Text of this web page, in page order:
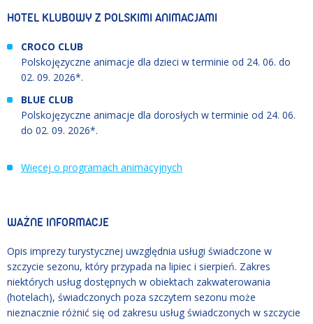
HOTEL KLUBOWY Z POLSKIMI ANIMACJAMI
CROCO CLUB
Polskojęzyczne animacje dla dzieci w terminie od 24. 06. do
02. 09. 2026*.
BLUE CLUB
Polskojęzyczne animacje dla dorosłych w terminie od 24. 06.
do 02. 09. 2026*.
Więcej o programach animacyjnych
WAŻNE INFORMACJE
Opis imprezy turystycznej uwzględnia usługi świadczone w
szczycie sezonu, który przypada na lipiec i sierpień. Zakres
niektórych usług dostępnych w obiektach zakwaterowania
(hotelach), świadczonych poza szczytem sezonu może
nieznacznie różnić się od zakresu usług świadczonych w szczycie